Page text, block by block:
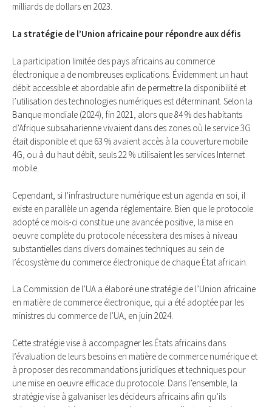
milliards de dollars en 2023.
La stratégie de l’Union africaine pour répondre aux défis
La participation limitée des pays africains au commerce
électronique a de nombreuses explications. Évidemment un haut
débit accessible et abordable afin de permettre la disponibilité et
l’utilisation des technologies numériques est déterminant. Selon la
Banque mondiale (2024), fin 2021, alors que 84 % des habitants
d’Afrique subsaharienne vivaient dans des zones où le service 3G
était disponible et que 63 % avaient accès à la couverture mobile
4G, ou à du haut débit, seuls 22 % utilisaient les services Internet
mobile.
Cependant, si l’infrastructure numérique est un agenda en soi, il
existe en parallèle un agenda réglementaire. Bien que le protocole
adopté ce mois-ci constitue une avancée positive, la mise en
oeuvre complète du protocole nécessitera des mises à niveau
substantielles dans divers domaines techniques au sein de
l’écosystème du commerce électronique de chaque État africain.
La Commission de l’UA a élaboré une stratégie de l’Union africaine
en matière de commerce électronique, qui a été adoptée par les
ministres du commerce de l’UA, en juin 2024.
Cette stratégie vise à accompagner les États africains dans
l’évaluation de leurs besoins en matière de commerce numérique et
à proposer des recommandations juridiques et techniques pour
une mise en oeuvre efficace du protocole. Dans l’ensemble, la
stratégie vise à galvaniser les décideurs africains afin qu’ils